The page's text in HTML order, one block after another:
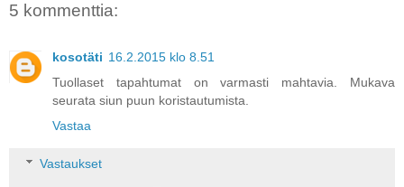
5 kommenttia:
kosotäti 16.2.2015 klo 8.51
Tuollaset tapahtumat on varmasti mahtavia. Mukava
seurata siun puun koristautumista.
Vastaa
Vastaukset